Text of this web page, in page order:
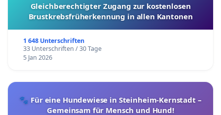
Gleichberechtigter Zugang zur kostenlosen
Brustkrebsfrüherkennung in allen Kantonen
1 648 Unterschriften
33 Unterschriften / 30 Tage
5 Jan 2026
🐾 Für eine Hundewiese in Steinheim-Kernstadt –
Gemeinsam für Mensch und Hund!